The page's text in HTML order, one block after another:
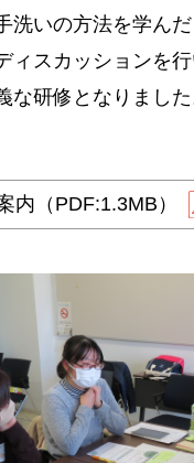
いの方法を学んだ
スカッションを
研修となりました
内（PDF:1.3MB）